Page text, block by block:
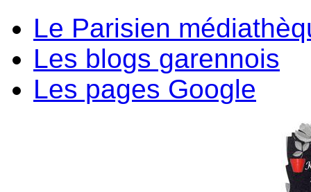
Le Parisien
Les blogs garennois
Les pages Google